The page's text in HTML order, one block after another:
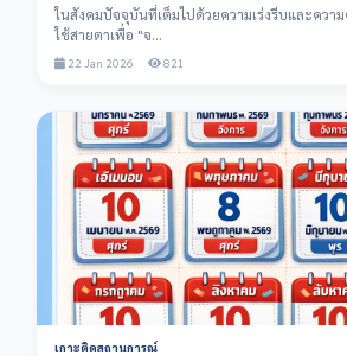
ในสังคมปัจจุบันที่เต็มไปด้วยความเร่งรีบและความ
ใช้สายตาเพื่อ "จ...
22 Jan 2026 821
เกาะติดสถานการณ์